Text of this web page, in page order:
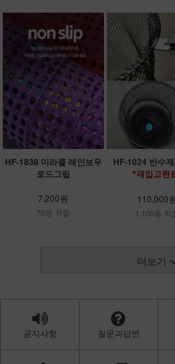
HF-1838 미라클 레인보우
로드그립
7,200원
70원 적립
HF-1024 반수
*재입고완
110,000원
1,100원 적
더보기
공지사항 질문과답변